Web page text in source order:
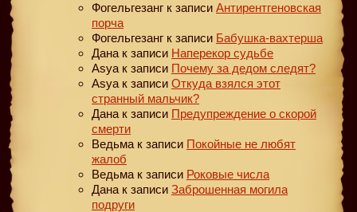
Фогельгезанг к записи Антирентгеновская
порча
Фогельгезанг к записи Бабушка-вахтерша
Дана к записи Наперекор судьбе
Asya к записи Почему за дедом следят?
Asya к записи Откуда взялся этот
странный мальчик?
Дана к записи Предупреждение о скорой
смерти
Ведьма к записи Покойные не любят
жалоб
Ведьма к записи Роковые числа
Дана к записи Заброшенная могила
подруги